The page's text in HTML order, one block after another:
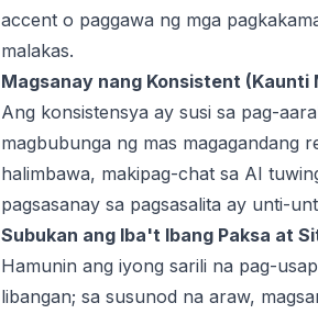
accent o paggawa ng mga
malakas.
Magsanay nang Konsistent (Kaunti
Ang konsistensya ay susi sa pag-
magbubunga ng mas magagandang
halimbawa, makipag-chat sa AI
pagsasanay sa pagsasalita ay unti-
Subukan ang Iba't Ibang Paksa at
Hamunin ang iyong sarili na pag-
libangan; sa susunod na araw,